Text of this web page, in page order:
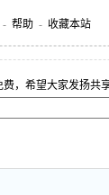
- 帮助 - 收藏本站
，希望大家发扬共